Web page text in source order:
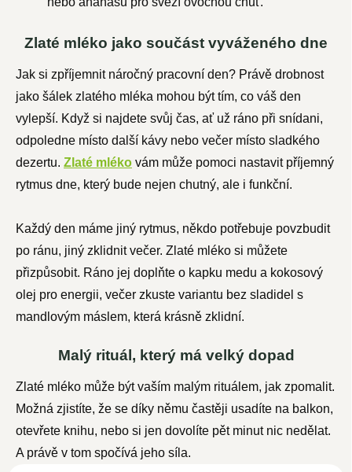
Zlaté mléko jako součást vyváženého dne
Jak si zpříjemnit náročný pracovní den? Právě drobnost
jako šálek zlatého mléka mohou být tím, co váš den
vylepší. Když si najdete svůj čas, ať už ráno při snídani,
odpoledne místo další kávy nebo večer místo sladkého
dezertu. Zlaté mléko vám může pomoci nastavit příjemný
rytmus dne, který bude nejen chutný, ale i funkční.
Každý den máme jiný rytmus, někdo potřebuje povzbudit
po ránu, jiný zklidnit večer. Zlaté mléko si můžete
přizpůsobit. Ráno jej doplňte o kapku medu a kokosový
olej pro energii, večer zkuste variantu bez sladidel s
mandlovým máslem, která krásně zklidní.
Malý rituál, který má velký dopad
Zlaté mléko může být vaším malým rituálem, jak zpomalit.
Možná zjistíte, že se díky němu častěji usadíte na balkon,
otevřete knihu, nebo si jen dovolíte pět minut nic nedělat.
A právě v tom spočívá jeho síla.